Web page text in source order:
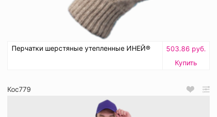
Перчатки шерстяные утепленные ИНЕЙ®
503.86 руб.
Купить
Кос779